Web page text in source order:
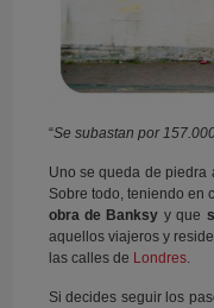
“Se subastan por
Uno se queda de piedra
Sobre todo, teniendo
obra de Banksy y que
aquellos viajeros y
las calles de Londres.
Si decides seguir los